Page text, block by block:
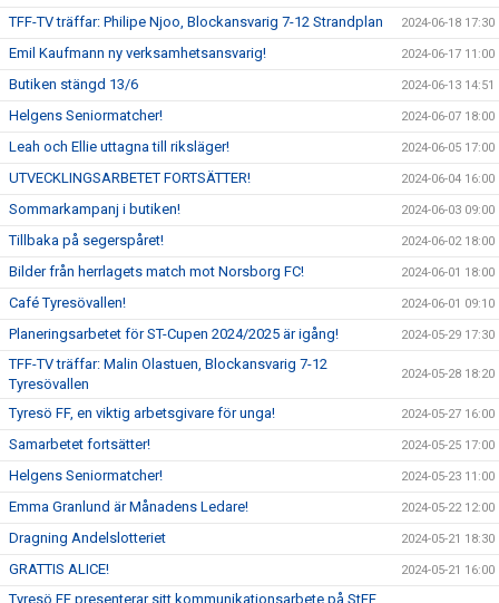
TFF-TV träffar: Philipe Njoo, Blockansvarig 7-12 Strandplan 2024-06-18 17:30
Emil Kaufmann ny verksamhetsansvarig! 2024-06-17 11:00
Butiken stängd 13/6 2024-06-13 14:51
Helgens Seniormatcher! 2024-06-07 18:00
Leah och Ellie uttagna till riksläger! 2024-06-05 17:00
UTVECKLINGSARBETET FORTSÄTTER! 2024-06-04 16:00
Sommarkampanj i butiken! 2024-06-03 09:00
Tillbaka på segerspåret! 2024-06-02 18:00
Bilder från herrlagets match mot Norsborg FC! 2024-06-01 18:00
Café Tyresövallen! 2024-06-01 09:10
Planeringsarbetet för ST-Cupen 2024/2025 är igång! 2024-05-29 17:30
TFF-TV träffar: Malin Olastuen, Blockansvarig 7-12
Tyresövallen
2024-05-28 18:20
Tyresö FF, en viktig arbetsgivare för unga! 2024-05-27 16:00
Samarbetet fortsätter! 2024-05-25 17:00
Helgens Seniormatcher! 2024-05-23 11:00
Emma Granlund är Månadens Ledare! 2024-05-22 12:00
Dragning Andelslotteriet 2024-05-21 18:30
GRATTIS ALICE! 2024-05-21 16:00
Tyresö FF presenterar sitt kommunikationsarbete på StFF